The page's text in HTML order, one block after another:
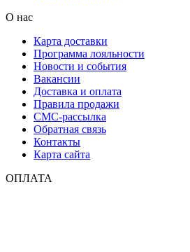
О нас
Карта доставки
Программа лояльности
Новости и события
Вакансии
Доставка и оплата
Правила продажи
СМС-рассылка
Обратная связь
Контакты
Карта сайта
ОПЛАТА